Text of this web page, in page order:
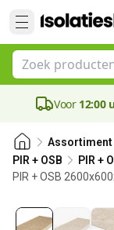
Voor 12:00
Assortiment
PIR + OSB
PIR +
PIR + OSB